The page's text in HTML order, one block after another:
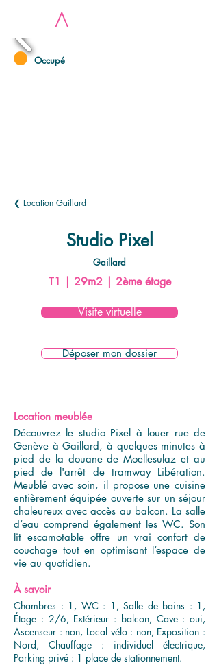
A
Occupé
Studio Pixel
❮ Location Gaillard
Gaillard
T1 | 29m2 | 2ème étage
Visite virtuelle
Déposer mon dossier
Location meublée
Découvrez le studio Pixel à louer rue de
Genève à Gaillard, à quelques minutes à
pied de la douane de Moellesulaz et au
pied de l'arrêt de tramway Libération.
Meublé avec soin, il propose une cuisine
entièrement équipée ouverte sur un séjour
chaleureux avec accès au balcon. La salle
d’eau comprend également les WC. Son
lit escamotable offre un vrai confort de
couchage tout en optimisant l’espace de
vie au quotidien.
À savoir
Chambres : 1, WC : 1, Salle de bains : 1,
Étage : 2/6, Extérieur : balcon, Cave : oui,
Ascenseur : non, Local vélo : non, Exposition :
Nord, Chauffage : individuel électrique,
Parking privé : 1 place de stationnement.